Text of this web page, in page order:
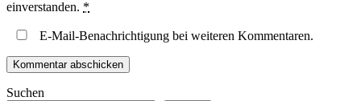
einverstanden. *
E-Mail-Benachrichtigung bei weiteren Kommentaren.
Suchen